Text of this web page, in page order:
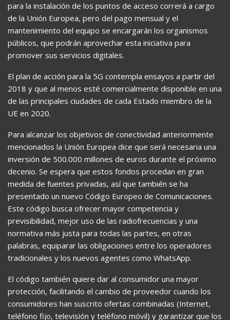
para la instalación de los puntos de acceso correrá a cargo
de la Unión Europea, pero del pago mensual y el
mantenimiento del equipo se encargarán los organismos
públicos, que podrán aprovechar esta iniciativa para
promover sus servicios digitales.
El plan de acción para la 5G contempla ensayos a partir del
2018 y que al menos esté comercialmente disponible en una
de las principales ciudades de cada Estado miembro de la
UE en 2020.
Para alcanzar los objetivos de conectividad anteriormente
mencionados la Unión Europea dice que será necesaria una
inversión de 500.000 millones de euros durante el próximo
decenio. Se espera que estos fondos procedan en gran
medida de fuentes privadas, así que también se ha
presentado un nuevo Código Europeo de Comunicaciones.
Este código busca ofrecer mayor competencia y
previsibilidad, mejor uso de las radiofrecuencias y una
normativa más justa para todas las partes, en otras
palabras, equiparar las obligaciones entre los operadores
tradicionales y los nuevos agentes como WhatsApp.
El código también quiere dar al consumidor una mayor
protección, facilitando el cambio de proveedor cuando los
consumidores han suscrito ofertas combinadas (Internet,
teléfono fijo, televisión y teléfono móvil) y garantizar que los